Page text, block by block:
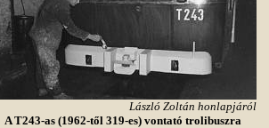
László Zoltán honlapjáról
A T243-as (1962-től 319-es) vontató trolibuszra